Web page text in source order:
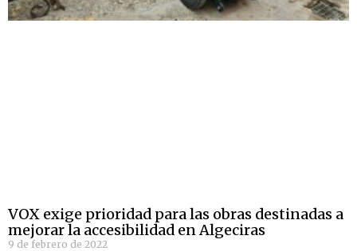
VOX exige prioridad para las obras destinadas a
mejorar la accesibilidad en Algeciras
9 de febrero de 2022